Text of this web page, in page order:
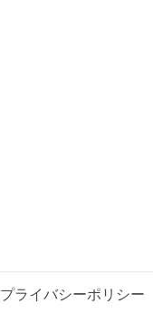
プライバシーポリシー